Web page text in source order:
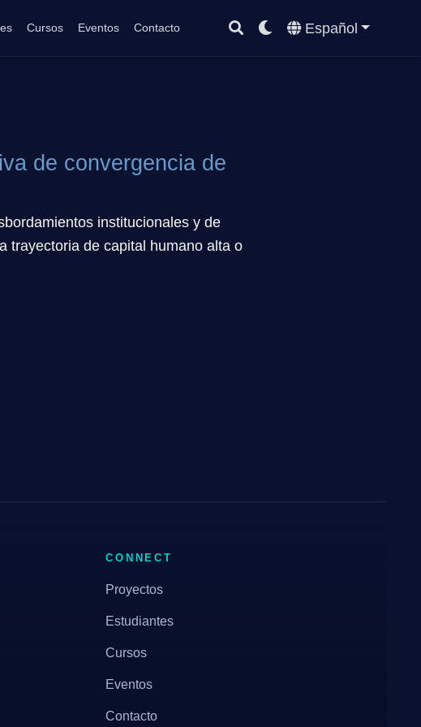
Cursos Eventos Contacto Español
de convergencia de
institucionales y de
trayectoria de capital humano alta o
CONNECT
Proyectos
Estudiantes
Cursos
Eventos
Contacto